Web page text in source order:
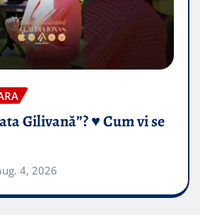
Gilivană”? ♥️ Cum vi se
4, 2026